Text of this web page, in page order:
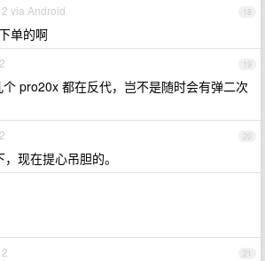
18
via Android
单的啊
19
个 pro20x 都在反代，岂不是随时会有弹二次
20
，现在提心吊胆的。
21